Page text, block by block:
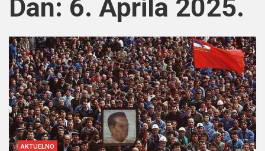
Dan: 6. Aprila 2025.
AKTUELNO